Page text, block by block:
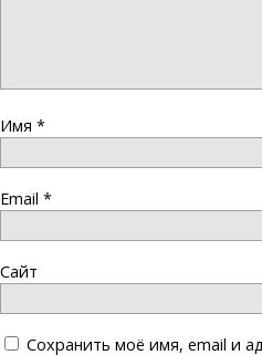
Имя *
Email *
Сайт
Сохранить моё имя, email и